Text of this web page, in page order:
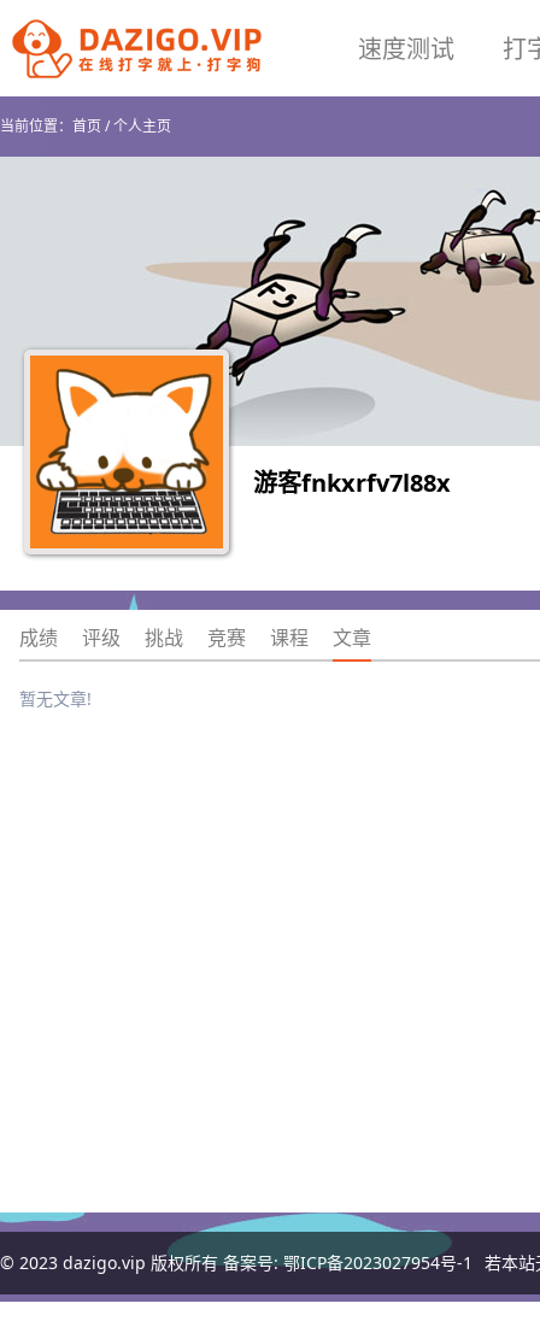
速度测试 打
当前位置： 首页/个人主页
游客fnkxrfv7l88x
成绩 评级 挑战 竞赛 课程 文章
暂无文章!
© 2023 dazigo.vip 版权所有 备案号:鄂ICP备2023027954号-1 若本